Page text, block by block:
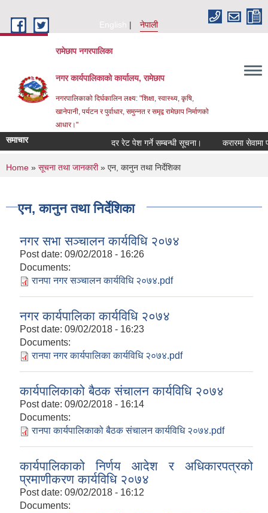
English
नेपाली
रामेछाप नगरपालिका
नगर कार्यपालिकाको कार्यालय, रामेछाप
नगरपालिकाको दिर्घकालिन लक्ष्य: "शिक्षा, स्वास्थ्य, कृषि,
खानेपानी, पर्यटन र पुर्वाधार, समुन्नत र समृद्व रामेछाप निर्माणको
आधार।"
समाचार दर रेट पेश गर्ने सम्बन्धी सूचना। करारमा सेवामा
You are here
Home » सूचना तथा जानकारी» एन, कानुन तथा निर्देशिका
एन, कानुन तथा निर्देशिका
नगर सभा सञ्चालन कार्यविधि २०७४
Post date: 09/02/2018 - 16:26
Documents:
रानपा नगर सञ्चालन कार्यविधि २०७४.pdf
नगर कार्यपालिका कार्यविधि २०७४
Post date: 09/02/2018 - 16:23
Documents:
रानपा नगर कार्यपालिका कार्यविधि २०७४.pdf
कार्यपालिकाको बैठक संचालन कार्यविधि २०७४
Post date: 09/02/2018 - 16:14
Documents:
रानपा कार्यपालिकाको बैठक संचालन कार्यविधि २०७४.pdf
कार्यपालिकाको निर्णय आदेश र अधिकारपत्रको
प्रमाणीकरण कार्यविधि २०७४
Post date: 09/02/2018 - 16:12
Documents: